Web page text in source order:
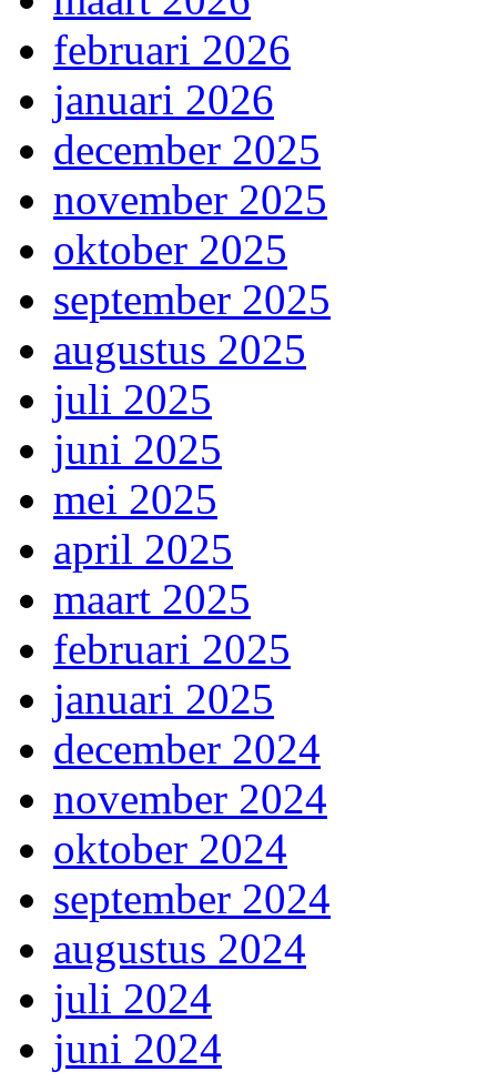
februari 2026
januari 2026
december 2025
november 2025
oktober 2025
september 2025
augustus 2025
juli 2025
juni 2025
mei 2025
april 2025
maart 2025
februari 2025
januari 2025
december 2024
november 2024
oktober 2024
september 2024
augustus 2024
juli 2024
juni 2024